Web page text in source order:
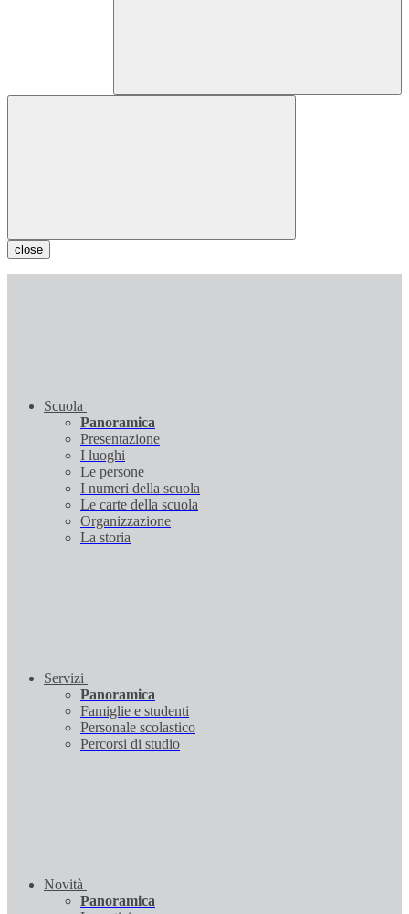
close
Scuola
Panoramica
Presentazione
I luoghi
Le persone
I numeri della scuola
Le carte della scuola
Organizzazione
La storia
Servizi
Panoramica
Famiglie e studenti
Personale scolastico
Percorsi di studio
Novità
Panoramica